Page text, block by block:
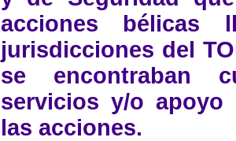
acciones bélicas
jurisdicciones del
se encontraban
servicios y/o apoyo
las acciones.